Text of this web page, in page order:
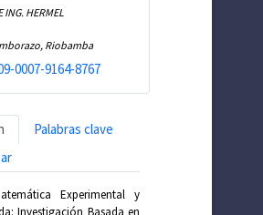
ING. HERMEL
Riobamba
0007-9164-8767
Palabras clave
Experimental y
Investigación Basada en